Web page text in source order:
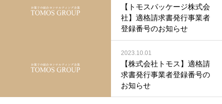
【トモスパッケージ株式会
社】適格請求書発行事業者
登録番号のお知らせ
2023.10.01
【株式会社トモス】適格請
求書発行事業者登録番号の
お知らせ